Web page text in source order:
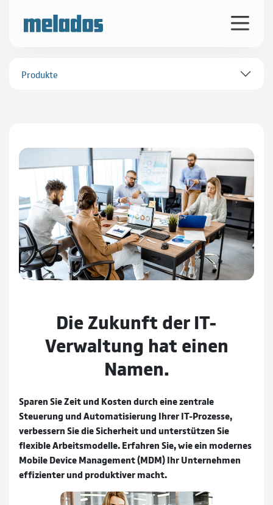
Produkte
Die Zukunft der IT-
Verwaltung hat einen
Namen.
Sparen Sie Zeit und Kosten durch eine zentrale
Steuerung und Automatisierung Ihrer IT-Prozesse,
verbessern Sie die Sicherheit und unterstützen Sie
flexible Arbeitsmodelle. Erfahren Sie, wie ein modernes
Mobile Device Management (MDM) Ihr Unternehmen
effizienter und produktiver macht.